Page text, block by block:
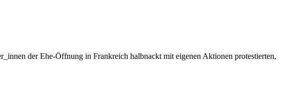
der Ehe-Öffnung in Frankreich halbnackt mit eigenen Aktionen protestierten,